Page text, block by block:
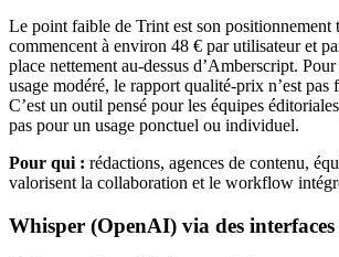
Le point faible de Trint est son positionnement
commencent à environ 48 € par utilisateur et
place nettement au-dessus d’Amberscript.
usage modéré, le rapport qualité-prix n’est pas
C’est un outil pensé pour les équipes
pas pour un usage ponctuel ou individuel.
Pour qui : rédactions, agences de contenu,
valorisent la collaboration et le workflow
Whisper (OpenAI) via des interfaces